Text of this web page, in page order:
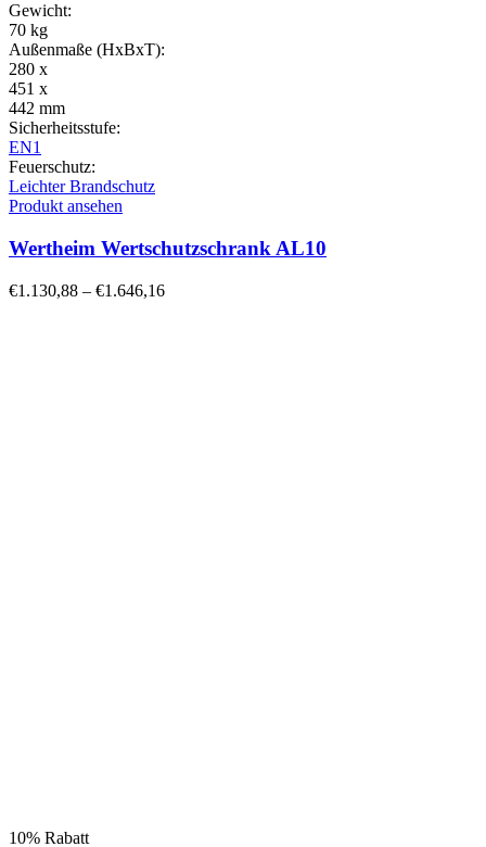
Gewicht:
70 kg
Außenmaße (HxBxT):
280 x
451 x
442 mm
Sicherheitsstufe:
EN1
Feuerschutz:
Leichter Brandschutz
Produkt ansehen
Wertheim Wertschutzschrank AL10
€1.130,88 – €1.646,16
10% Rabatt